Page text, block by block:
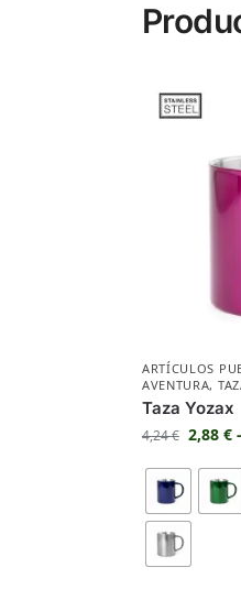
ARTÍCULOS
AVENTURA,
Taza Yozax
4,24€ 2,88 € -